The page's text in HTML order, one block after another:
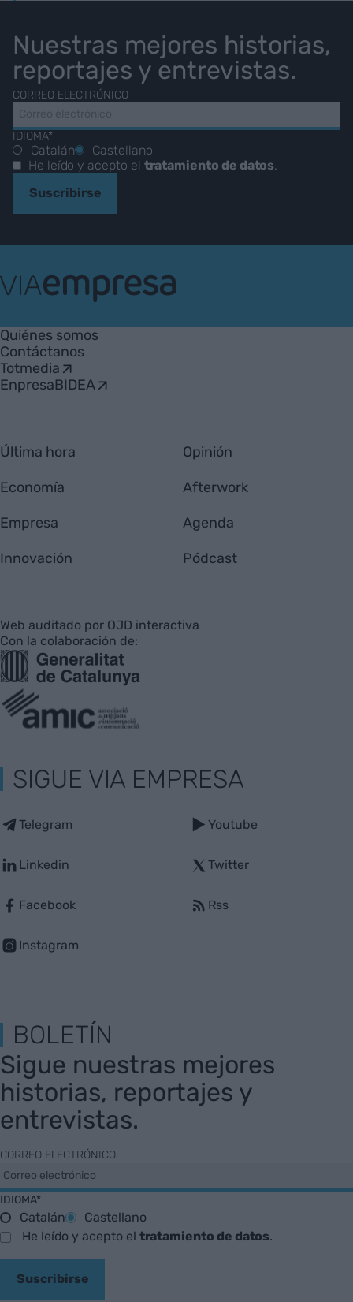
Nuestras mejores historias,
reportajes y entrevistas.
CORREO ELECTRÓNICO
IDIOMA*
Catalán
Castellano
He leído y acepto el tratamiento de datos.
Suscribirse
Empresa
Quiénes somos
Contáctanos
Totmedia
EnpresaBIDEA
Última hora
Economía
Empresa
Innovación
Opinión
Afterwork
Agenda
Pódcast
Web auditado por OJD interactiva
Con la colaboración de:
SIGUE VIA EMPRESA
Telegram
Linkedin
Facebook
Instagram
Youtube
Twitter
Rss
BOLETÍN
Sigue nuestras mejores
historias, reportajes y
entrevistas.
CORREO ELECTRÓNICO
IDIOMA*
Catalán
Castellano
He leído y acepto el tratamiento de datos.
Suscribirse